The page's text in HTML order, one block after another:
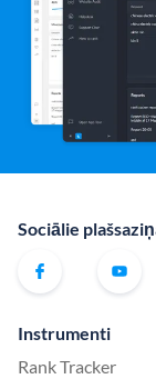
Sociālie
Instrumenti
Rank Tracker